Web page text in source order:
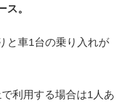
ス。
と車1台の乗り入れが
利用する場合は1人あ